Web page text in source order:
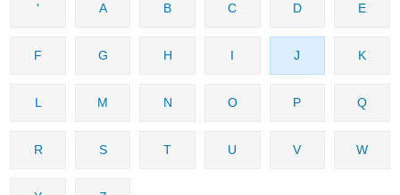
' A B C D E
F G H I J K
L M N O P Q
R S T U V W